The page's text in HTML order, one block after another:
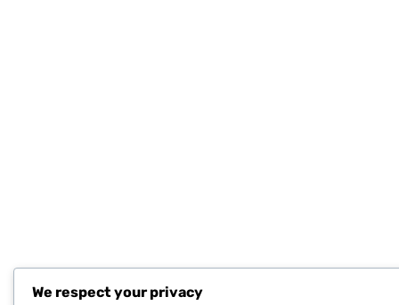
We respect your privacy